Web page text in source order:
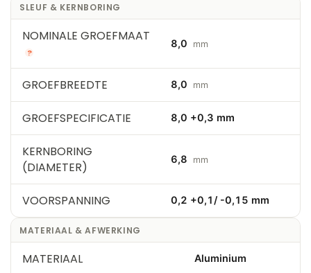
SLEUF & KERNBORING
NOMINALE GROEFMAAT
?
8,0 mm
GROEFBREEDTE 8,0 mm
GROEFSPECIFICATIE 8,0 +0,3 mm
KERNBORING
(DIAMETER)
6,8 mm
VOORSPANNING 0,2 +0,1/ -0,15 mm
MATERIAAL & AFWERKING
MATERIAAL Aluminium